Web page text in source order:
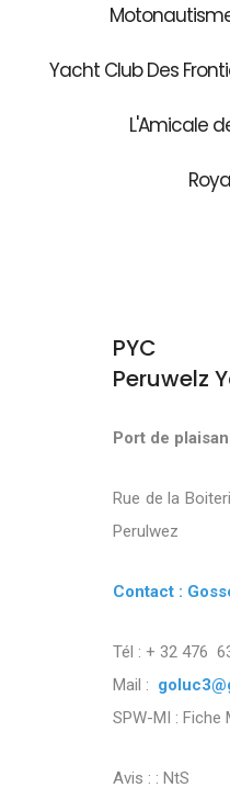
Yacht Club
L'Amicale
PYC
Peruwelz
Port de
Rue de
Perulwez
Contact :
Tél : + 32 476
Mail :
SPW-MI : Fiche
Avis : : NtS